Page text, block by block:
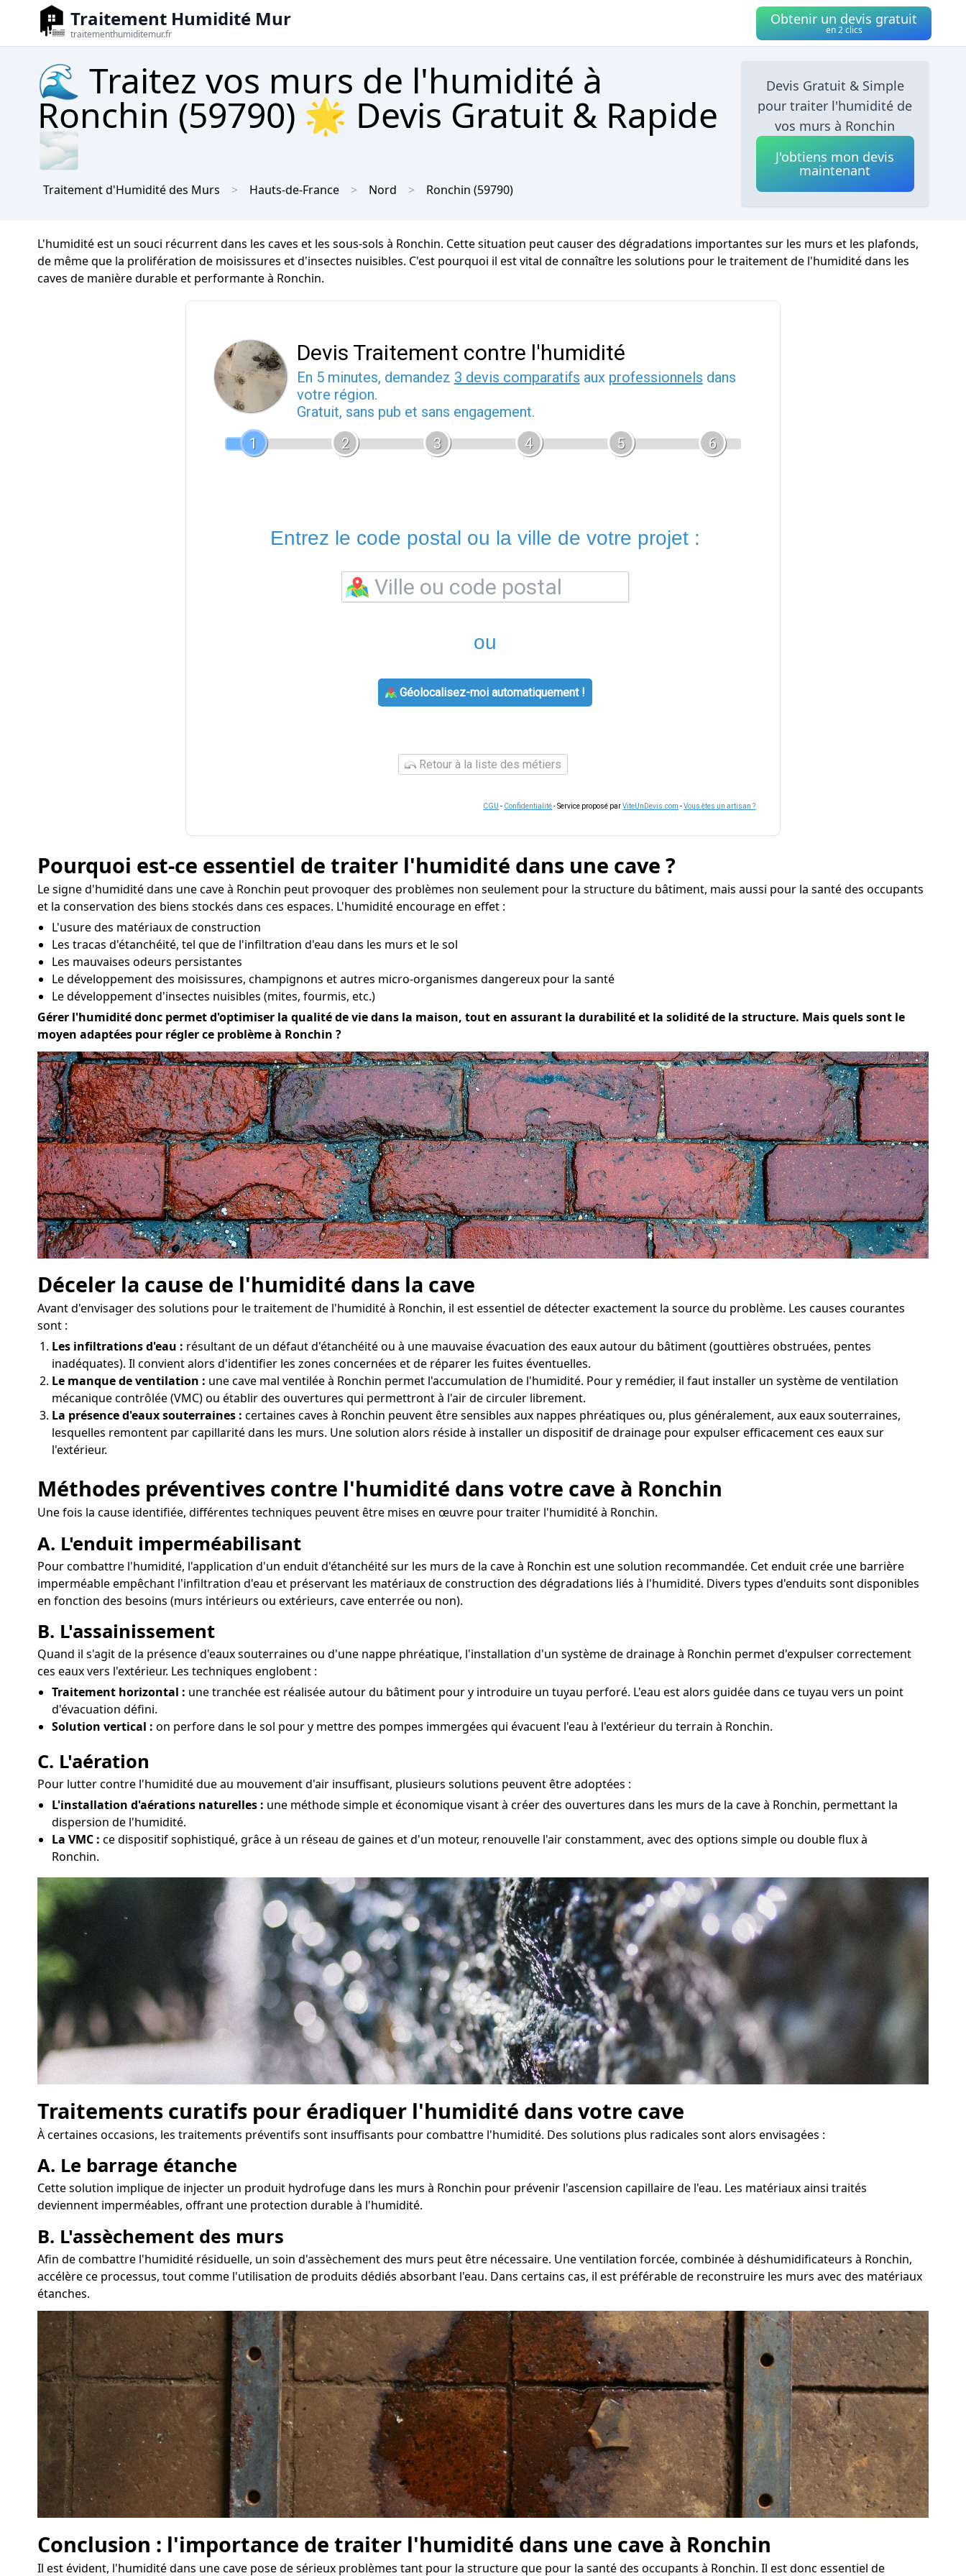
Traitement Humidité Mur
traitementhumiditemur.fr
Obtenir un devis gratuit
en 2 clics
🌊 Traitez vos murs de l'humidité à
Ronchin (59790) 🌟 Devis Gratuit & Rapide
🌫
Traitement d'Humidité des Murs Hauts-de-France Nord Ronchin (59790)
Devis Gratuit & Simple
pour traiter l'humidité de
vos murs à Ronchin
J'obtiens mon devis
maintenant
L'humidité est un souci récurrent dans les caves et les sous-sols à Ronchin. Cette situation peut causer des dégradations importantes sur les murs et les plafonds,
de même que la prolifération de moisissures et d'insectes nuisibles. C'est pourquoi il est vital de connaître les solutions pour le traitement de l'humidité dans les
caves de manière durable et performante à Ronchin.
Devis Traitement contre l'humidité
En 5 minutes, demandez 3 devis comparatifs aux professionnels dans
votre région.
Gratuit, sans pub et sans engagement.
1
2 3 4 5 6
Entrez le code postal ou la ville de votre projet :
ou
Géolocalisez-moi automatiquement !
Retour à la liste des métiers
CGU - Confidentialité- Service proposé parViteUnDevis.com -Vous êtes un artisan ?
Pourquoi est-ce essentiel de traiter l'humidité dans une cave ?
Le signe d'humidité dans une cave à Ronchin peut provoquer des problèmes non seulement pour la structure du bâtiment, mais aussi pour la santé des occupants
et la conservation des biens stockés dans ces espaces. L'humidité encourage en effet :
L'usure des matériaux de construction
Les tracas d'étanchéité, tel que de l'infiltration d'eau dans les murs et le sol
Les mauvaises odeurs persistantes
Le développement des moisissures, champignons et autres micro-organismes dangereux pour la santé
Le développement d'insectes nuisibles (mites, fourmis, etc.)
Gérer l'humidité donc permet d'optimiser la qualité de vie dans la maison, tout en assurant la durabilité et la solidité de la structure. Mais quels sont le
moyen adaptées pour régler ce problème à Ronchin ?
Déceler la cause de l'humidité dans la cave
Avant d'envisager des solutions pour le traitement de l'humidité à Ronchin, il est essentiel de détecter exactement la source du problème. Les causes courantes
sont :
Les infiltrations d'eau : résultant de un défaut d'étanchéité ou à une mauvaise évacuation des eaux autour du bâtiment (gouttières obstruées, pentes
inadéquates). Il convient alors d'identifier les zones concernées et de réparer les fuites éventuelles.
Le manque de ventilation : une cave mal ventilée à Ronchin permet l'accumulation de l'humidité. Pour y remédier, il faut installer un système de ventilation
mécanique contrôlée (VMC) ou établir des ouvertures qui permettront à l'air de circuler librement.
La présence d'eaux souterraines : certaines caves à Ronchin peuvent être sensibles aux nappes phréatiques ou, plus généralement, aux eaux souterraines,
lesquelles remontent par capillarité dans les murs. Une solution alors réside à installer un dispositif de drainage pour expulser efficacement ces eaux sur
l'extérieur.
Méthodes préventives contre l'humidité dans votre cave à Ronchin
Une fois la cause identifiée, différentes techniques peuvent être mises en œuvre pour traiter l'humidité à Ronchin.
A. L'enduit imperméabilisant
Pour combattre l'humidité, l'application d'un enduit d'étanchéité sur les murs de la cave à Ronchin est une solution recommandée. Cet enduit crée une barrière
imperméable empêchant l'infiltration d'eau et préservant les matériaux de construction des dégradations liés à l'humidité. Divers types d'enduits sont disponibles
en fonction des besoins (murs intérieurs ou extérieurs, cave enterrée ou non).
B. L'assainissement
Quand il s'agit de la présence d'eaux souterraines ou d'une nappe phréatique, l'installation d'un système de drainage à Ronchin permet d'expulser correctement
ces eaux vers l'extérieur. Les techniques englobent :
Traitement horizontal : une tranchée est réalisée autour du bâtiment pour y introduire un tuyau perforé. L'eau est alors guidée dans ce tuyau vers un point
d'évacuation défini.
Solution vertical : on perfore dans le sol pour y mettre des pompes immergées qui évacuent l'eau à l'extérieur du terrain à Ronchin.
C. L'aération
Pour lutter contre l'humidité due au mouvement d'air insuffisant, plusieurs solutions peuvent être adoptées :
L'installation d'aérations naturelles : une méthode simple et économique visant à créer des ouvertures dans les murs de la cave à Ronchin, permettant la
dispersion de l'humidité.
La VMC : ce dispositif sophistiqué, grâce à un réseau de gaines et d'un moteur, renouvelle l'air constamment, avec des options simple ou double flux à
Ronchin.
Traitements curatifs pour éradiquer l'humidité dans votre cave
À certaines occasions, les traitements préventifs sont insuffisants pour combattre l'humidité. Des solutions plus radicales sont alors envisagées :
A. Le barrage étanche
Cette solution implique de injecter un produit hydrofuge dans les murs à Ronchin pour prévenir l'ascension capillaire de l'eau. Les matériaux ainsi traités
deviennent imperméables, offrant une protection durable à l'humidité.
B. L'assèchement des murs
Afin de combattre l'humidité résiduelle, un soin d'assèchement des murs peut être nécessaire. Une ventilation forcée, combinée à déshumidificateurs à Ronchin,
accélère ce processus, tout comme l'utilisation de produits dédiés absorbant l'eau. Dans certains cas, il est préférable de reconstruire les murs avec des matériaux
étanches.
Conclusion : l'importance de traiter l'humidité dans une cave à Ronchin
Il est évident, l'humidité dans une cave pose de sérieux problèmes tant pour la structure que pour la santé des occupants à Ronchin. Il est donc essentiel de